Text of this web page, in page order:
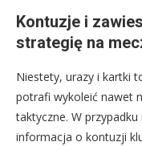
Kontuzje i
strategię na
Niestety, urazy i kartki
potrafi wykoleić nawet
taktyczne. W
informacja o kontuzji